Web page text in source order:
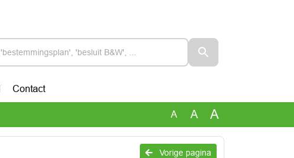
Contact
A A A
Vorige pagina